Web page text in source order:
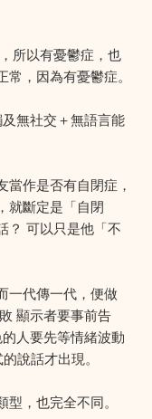
所以有憂鬱症，也
，因為有憂鬱症。
無社交＋無語言能
作是否有自閉症，
就斷定是「自閉
？ 可以只是他「不
一代傳一代，便做
顯示者要事前告
人要先等情緒波動
說話才出現。
，也完全不同。